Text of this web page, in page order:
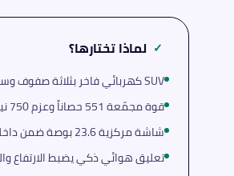
✓ لماذا تختارها؟
SUV كهربائي فاخر بثلاثة صفوف وست مقاعد — مساحة ليموزين في جسد الـSUV
قوة مجمّعة 551 حصاناً وعزم 750 نيوتن·متر يُنهي أسطورة أن الحجم الكبير يعني البطء
شاشة مركزية 23.6 بوصة ضمن داخلية ثلاثية الصفوف بمستوى فنادق 5 نجوم
تعليق هوائي ذكي يضبط الارتفاع